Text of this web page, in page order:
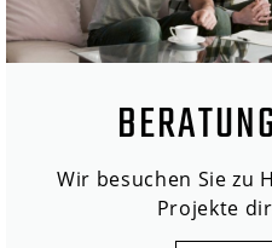
Wir besuchen Sie zu
Projekte